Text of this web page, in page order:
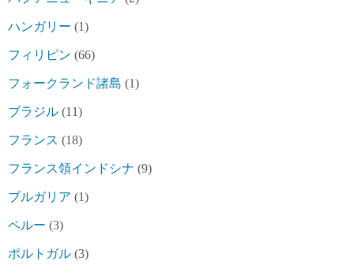
ハンガリー (1)
フィリピン (66)
フォークランド諸島 (1)
ブラジル (11)
フランス (18)
フランス領インドシナ (9)
ブルガリア (1)
ペルー (3)
ポルトガル (3)